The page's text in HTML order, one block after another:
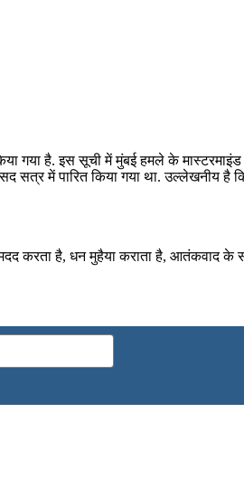
गया है. इस सूची में मुंबई हमले के
सत्र में पारित किया गया था. उल्लेखनीय
करता है, धन मुहैया कराता है, आतंकवाद के